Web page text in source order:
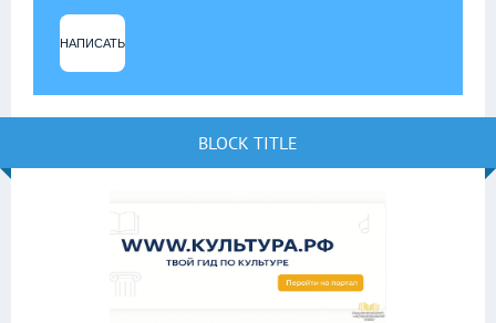
НАПИСАТЬ
BLOCK TITLE